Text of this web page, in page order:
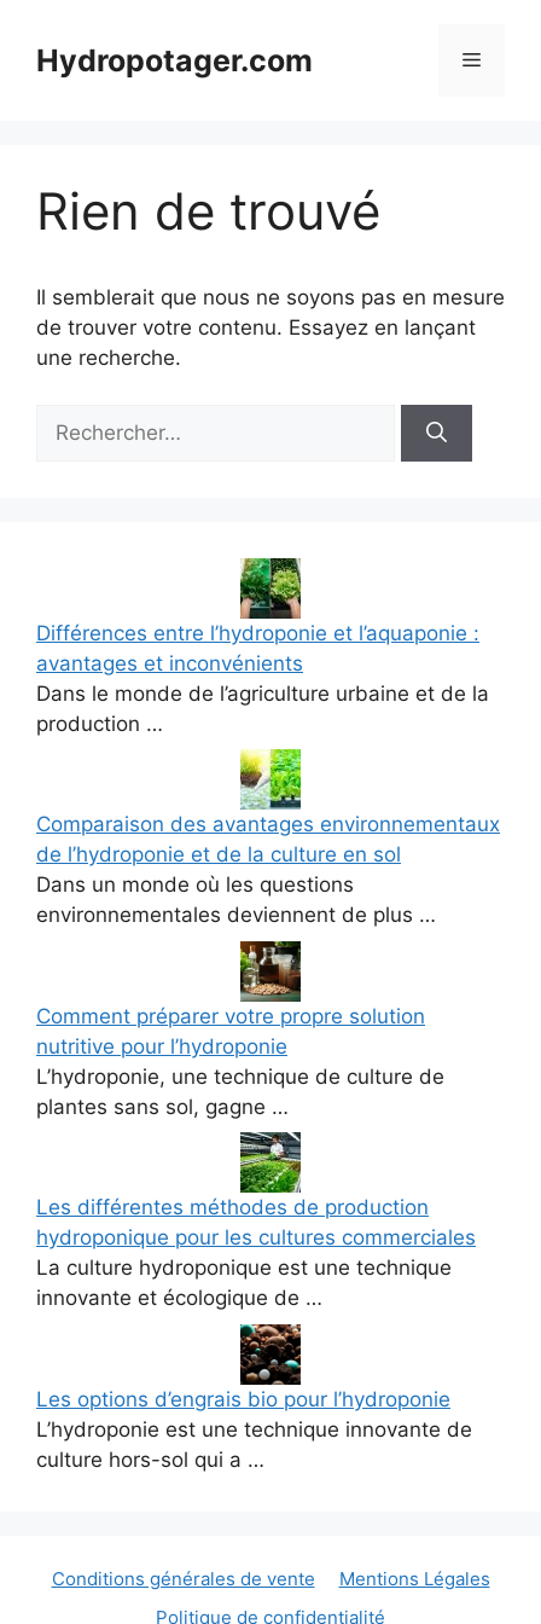
contenuHydropotager.com Menu
Rien de trouvé
Il semblerait que nous ne soyons pas en mesure
de trouver votre contenu. Essayez en lançant
une recherche.
Différences entre l’hydroponie et l’aquaponie :
avantages et inconvénients
Dans le monde de l’agriculture urbaine et de la
production …
Comparaison des avantages environnementaux
de l’hydroponie et de la culture en sol
Dans un monde où les questions
environnementales deviennent de plus …
Comment préparer votre propre solution
nutritive pour l’hydroponie
L’hydroponie, une technique de culture de
plantes sans sol, gagne …
Les différentes méthodes de production
hydroponique pour les cultures commerciales
La culture hydroponique est une technique
innovante et écologique de …
Les options d’engrais bio pour l’hydroponie
L’hydroponie est une technique innovante de
culture hors-sol qui a …
Conditions générales de vente
Mentions Légales
Politique de confidentialité